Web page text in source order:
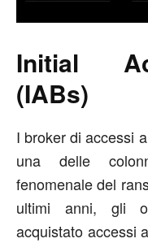
Initial
(IABs)
I broker di accessi
una delle
fenomenale del
ultimi anni, gli
acquistato accessi